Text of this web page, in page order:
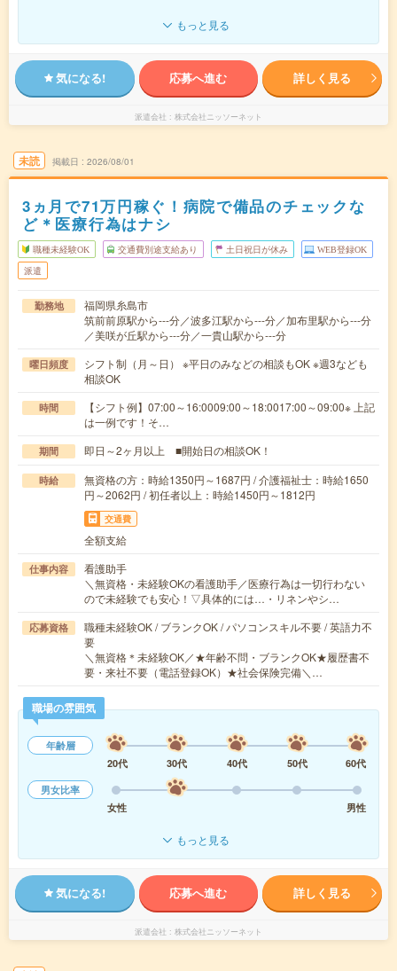
もっと見る
気になる! 応募へ進む 詳しく見る
派遣会社 株式会社ニッソーネット
未読 掲載日 2026/08/01
3ヵ月で71万円稼ぐ！病院で備品のチェックな
ど＊医療行為はナシ
職種未経験OK 交通費別途支給あり 土日祝日が休み WEB登録OK
派遣
勤務地
福岡県糸島市
筑前前原駅から---分／波多江駅から---分／加布里駅から---分
／美咲が丘駅から---分／一貴山駅から---分
曜日頻度
シフト制（月～日） ※平日のみなどの相談もOK ※週3なども
相談OK
時間
【シフト例】07:00～16:0009:00～18:0017:00～09:00※ 上記
は一例です！そ…
期間 即日～2ヶ月以上 ■開始日の相談OK！
時給
無資格の方：時給1350円～1687円 / 介護福祉士：時給1650
円～2062円 / 初任者以上：時給1450円～1812円
交通費
全額支給
仕事内容
看護助手
＼無資格・未経験OKの看護助手／医療行為は一切行わない
ので未経験でも安心！▽具体的には…・リネンやシ…
応募資格
職種未経験OK / ブランクOK / パソコンスキル不要 / 英語力不
要
＼無資格＊未経験OK／★年齢不問・ブランクOK★履歴書不
要・来社不要（電話登録OK）★社会保険完備＼…
職場の雰囲気
年齢層
20代
30代 40代 50代
60代
男女比率
女性
男性
もっと見る
気になる! 応募へ進む 詳しく見る
派遣会社 株式会社ニッソーネット